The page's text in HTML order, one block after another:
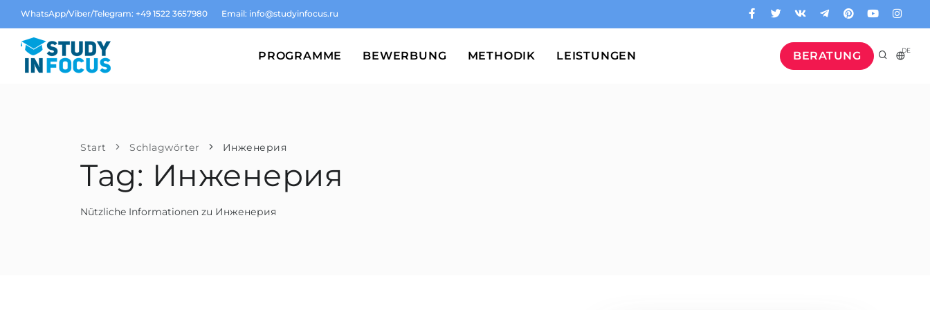
WhatsApp/Viber/Telegram: +49 1522 3657980 Email: info@studyinfocus.ru
BERATUNG DE
PROGRAMME BEWERBUNG METHODIK LEISTUNGEN
Start Schlagwörter Инженерия
Tag: Инженерия
Nützliche Informationen zu Инженерия